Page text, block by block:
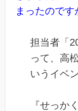
まったのです
担当者「
って、高
いうイベ
『せっか